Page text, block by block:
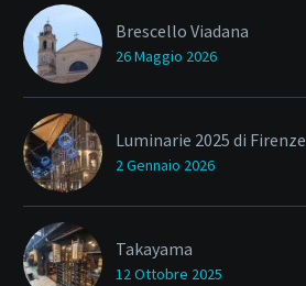
Brescello Viadana
26 Maggio 2026
Luminarie 2025 di Firenze
2 Gennaio 2026
Takayama
12 Ottobre 2025